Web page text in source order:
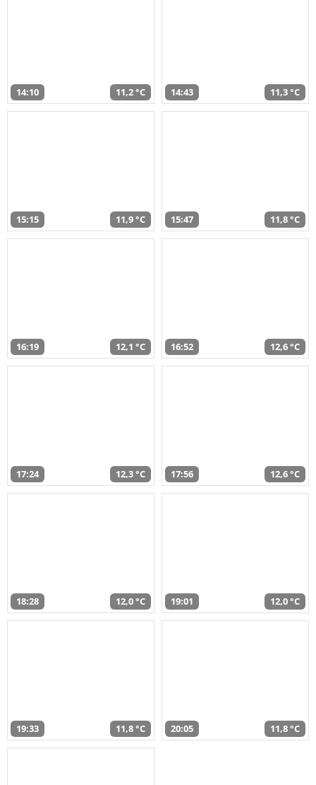
14:10 11,2 °C 14:43 11,3 °C
15:15 11,9 °C 15:47 11,8 °C
16:19 12,1 °C 16:52 12,6 °C
17:24 12,3 °C 17:56 12,6 °C
18:28 12,0 °C 19:01 12,0 °C
19:33 11,8 °C 20:05 11,8 °C